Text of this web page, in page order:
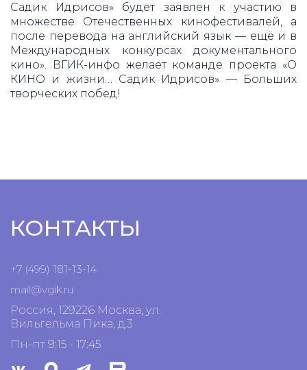
Садик Идрисов» будет заявлен к участию в
множестве Отечественных кинофестивалей, а
после перевода на английский язык — ещё и в
Международных конкурсах документального
кино». ВГИК-инфо желает команде проекта «О
КИНО и жизни… Садик Идрисов» — Больших
творческих побед!
КОНТАКТЫ
+7 (499) 181-13-14
mail@vgik.ru
Россия, 129226 Москва, ул.
Вильгельма Пика, д.3
Пн-пт 9:15 - 17:45